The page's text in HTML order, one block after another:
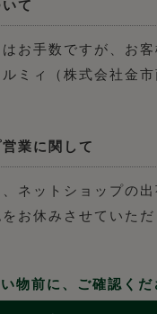
て
お手数ですが、お
ミィ（株式会社金
業に関して
ネットショップの
お休みさせていただ
物前に、ご確認くだ